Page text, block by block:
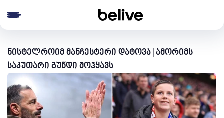
ნისტელროიმ მანჩესტერი დატოვა | ამორიმს
საკუთარი გუნდი მოჰყავს